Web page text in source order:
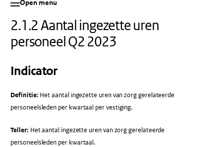
Open menu
2.1.2 Aantal ingezette uren
personeel Q2 2023
Indicator
Definitie: Het aantal ingezette uren van zorg gerelateerde
personeelsleden per kwartaal per vestiging.
Teller: Het aantal ingezette uren van zorg gerelateerde
personeelsleden per kwartaal.